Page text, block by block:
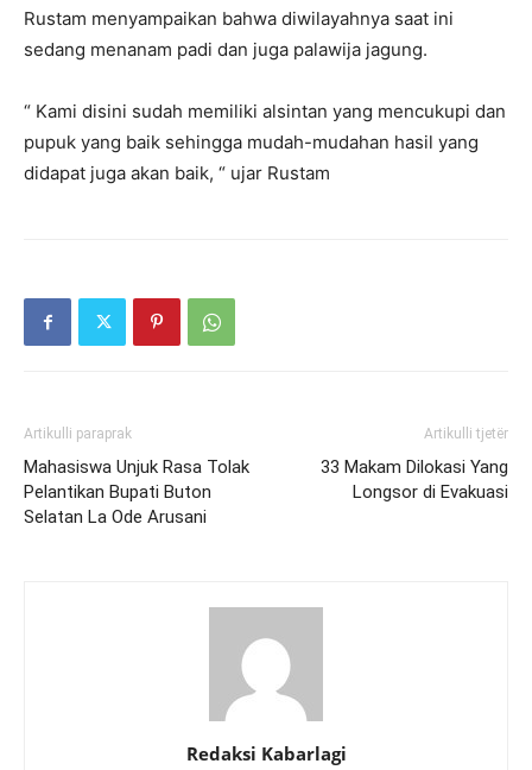
Rustam menyampaikan bahwa diwilayahnya saat ini
sedang menanam padi dan juga palawija jagung.
“ Kami disini sudah memiliki alsintan yang mencukupi dan
pupuk yang baik sehingga mudah-mudahan hasil yang
didapat juga akan baik, “ ujar Rustam
Artikulli paraprak
Mahasiswa Unjuk Rasa Tolak
Pelantikan Bupati Buton
Selatan La Ode Arusani
Artikulli tjetër
33 Makam Dilokasi Yang
Longsor di Evakuasi
Redaksi Kabarlagi